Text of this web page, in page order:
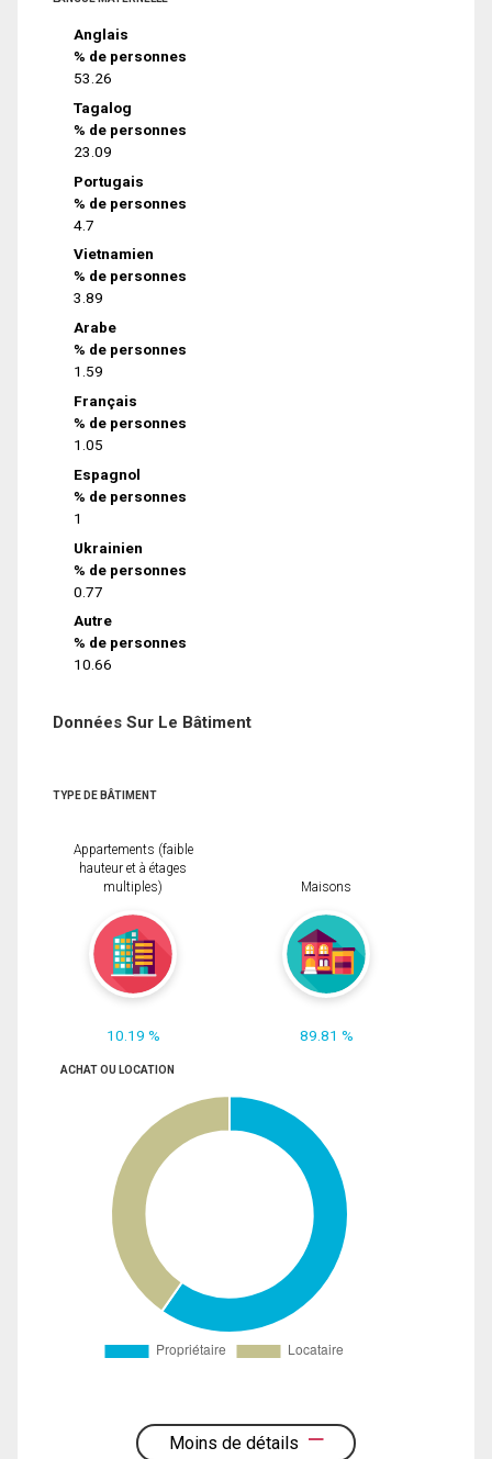
Anglais
% de personnes
53.26
Tagalog
% de personnes
23.09
Portugais
% de personnes
4.7
Vietnamien
% de personnes
3.89
Arabe
% de personnes
1.59
Français
% de personnes
1.05
Espagnol
% de personnes
1
Ukrainien
% de personnes
0.77
Autre
% de personnes
10.66
Données Sur Le Bâtiment
TYPE DE BÂTIMENT
Appartements (faible
hauteur et à étages
multiples)
10.19 %
Maisons
89.81 %
ACHAT OU LOCATION
Moins de détails